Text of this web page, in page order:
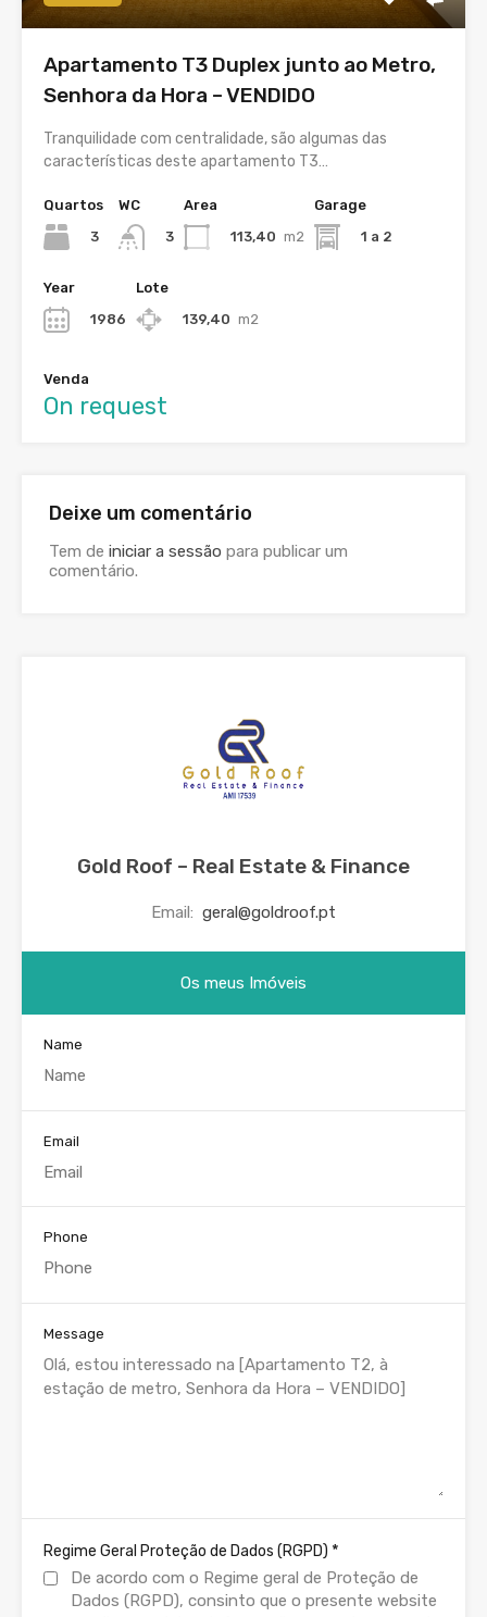
Apartamento T3 Duplex junto ao Metro,
Senhora da Hora – VENDIDO
Tranquilidade com centralidade, são algumas das
características deste apartamento T3…
Quartos
3
WC
3
Area
113,40 m2
Garage
1 a 2
Year
1986
Lote
139,40 m2
Venda
On request
Deixe um comentário
Tem de iniciar a sessão para publicar um
comentário.
Gold Roof – Real Estate & Finance
Email: geral@goldroof.pt
Os meus Imóveis
Name
Email
Phone
Message
Regime Geral Proteção de Dados (RGPD) *
De acordo com o Regime geral de Proteção de
Dados (RGPD), consinto que o presente website